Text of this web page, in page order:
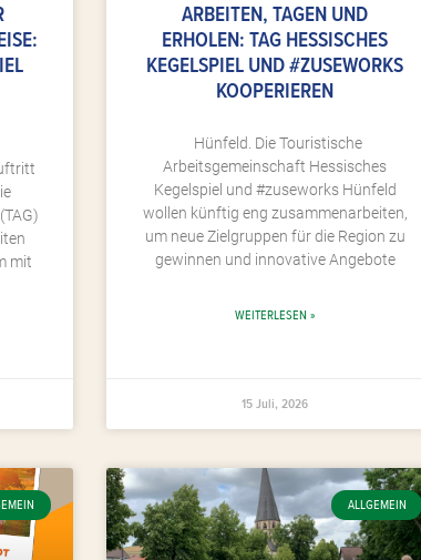
T
B
mit
ARBEITEN, TAGEN UND
ERHOLEN: TAG HESSISCHES
KEGELSPIEL UND #ZUSEWORKS
KOOPERIEREN
Hünfeld. Die Touristische
Arbeitsgemeinschaft Hessisches
Kegelspiel und #zuseworks Hünfeld
wollen künftig eng zusammenarbeiten,
um neue Zielgruppen für die Region zu
gewinnen und innovative Angebote
WEITERLESEN »
15 Juli, 2026
ALLGEMEIN